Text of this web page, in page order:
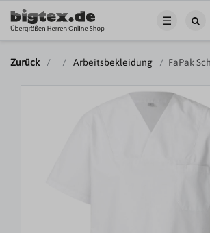
☰
Zurück Arbeitsbekleidung FaPak